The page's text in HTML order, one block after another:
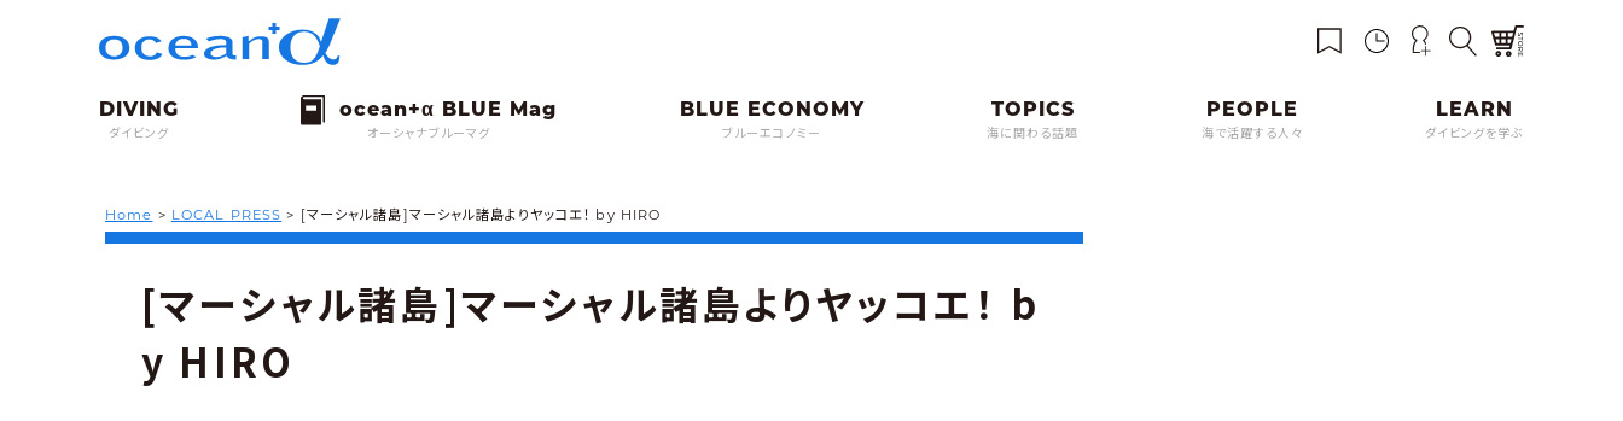
ダイビング オーシャナブルーマグ ブルーエコノミー 海に関わる話題 海で活躍する人々 ダイビングを学ぶ
Home > LOCAL PRESS > [マーシャル諸島]マーシャル諸島よりヤッコエ！ by HIRO
[マーシャル諸島]マーシャル諸島よりヤッコエ！ b
y HIRO